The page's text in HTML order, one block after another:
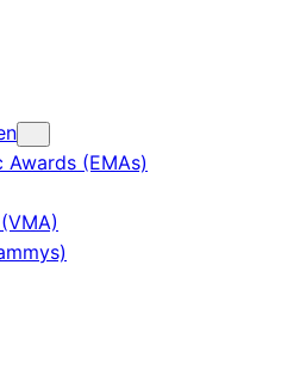
Awards (EMAs)